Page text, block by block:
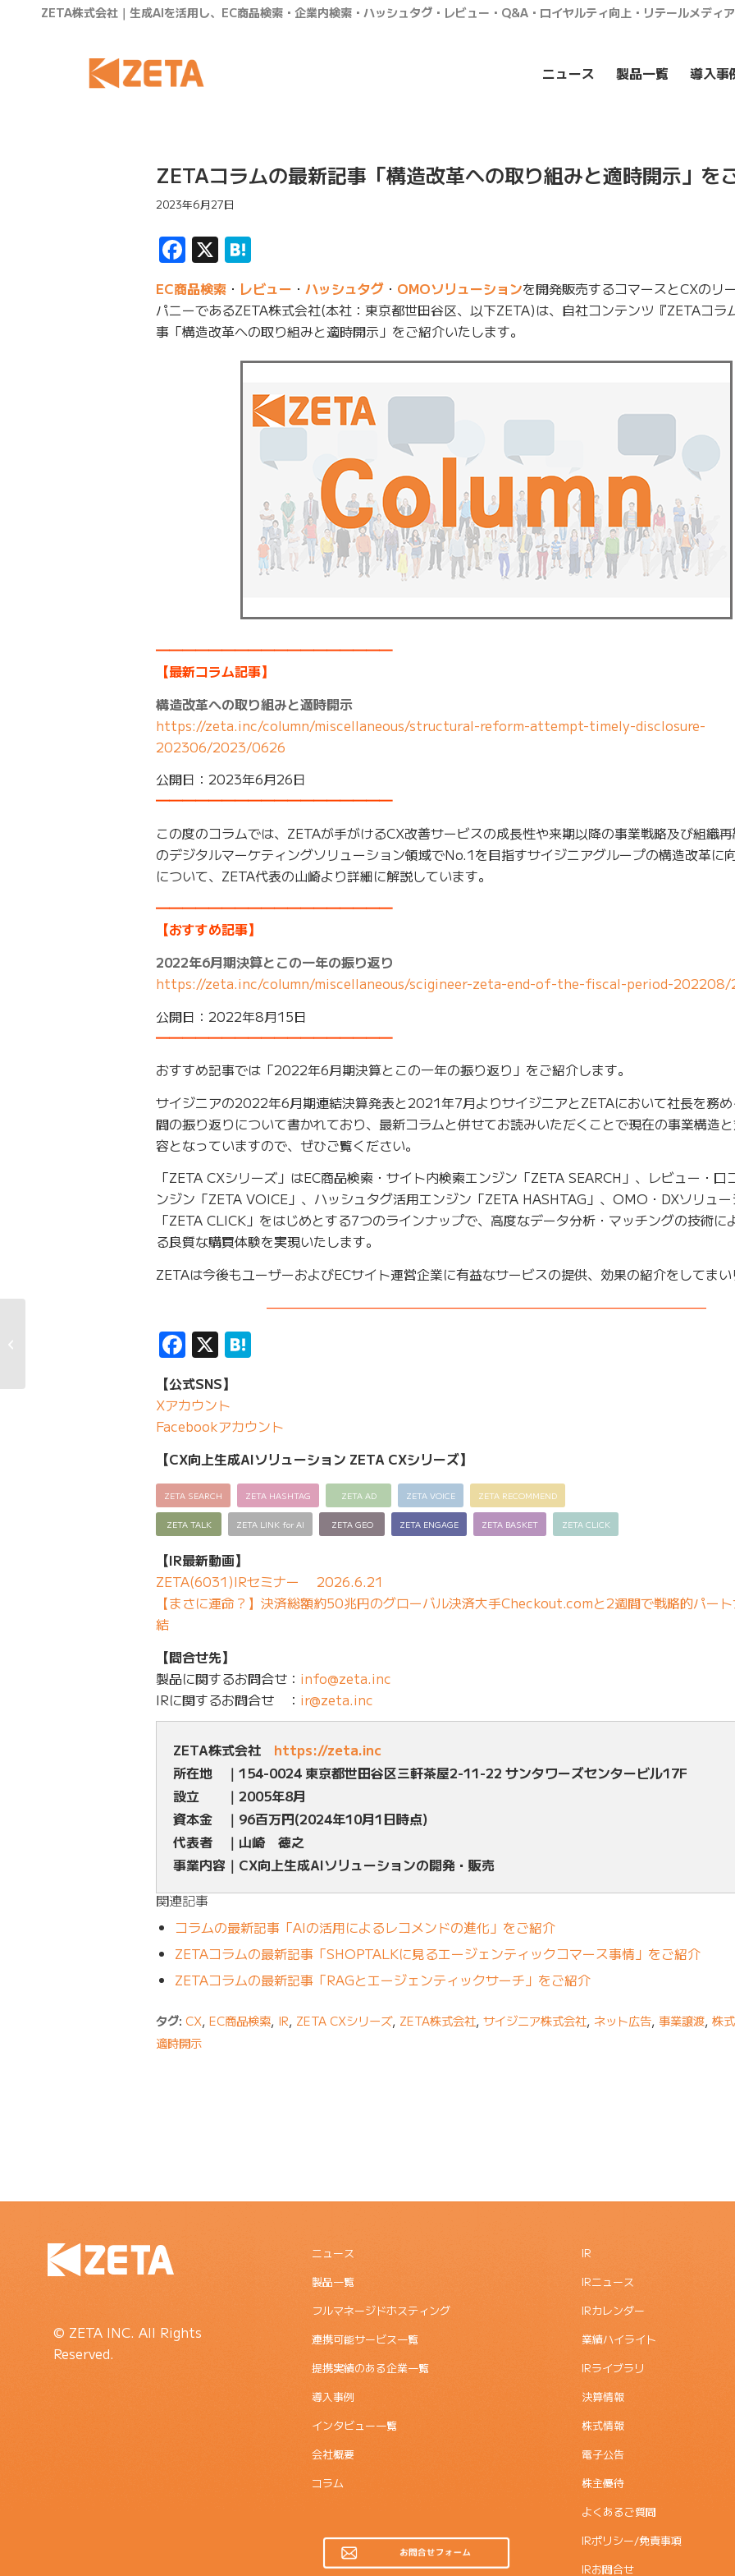
ZETA株式会社｜生成AIを活用し、EC商品検索・企業内検索・ハッシュタグ・レビュー・Q&A・ロイヤルティ向上・リテールメディ
ニュース 製品一覧 導入事
ZETAコラムの最新記事「構造改革への取り組みと適時開示」を
2023年6月27日
Facebook
X
EC商品検索 ・ レビュー ・ ハッシュタグ ・ OMOソリューションを開発販売するコマースとCXのリ
パニーであるZETA株式会社(本社：東京都世田谷区、以下ZETA)は、自社コンテンツ『ZETAコラ
事「構造改革への取り組みと適時開示」をご紹介いたします。
━━━━━━━━━━━━━━━━━━
【最新コラム記事】
構造改革への取り組みと適時開示
https://zeta.inc/column/miscellaneous/structural-reform-attempt-timely-disclosure-
202306/2023/0626
公開日：2023年6月26日
━━━━━━━━━━━━━━━━━━
この度のコラムでは、ZETAが手がけるCX改善サービスの成長性や来期以降の事業戦略及び組織
のデジタルマーケティングソリューション領域でNo.1を目指すサイジニアグループの構造改革に
について、ZETA代表の山崎より詳細に解説しています。
━━━━━━━━━━━━━━━━━━
【おすすめ記事】
2022年6月期決算とこの一年の振り返り
https://zeta.inc/column/miscellaneous/scigineer-zeta-end-of-the-fiscal-period-
公開日：2022年8月15日
━━━━━━━━━━━━━━━━━━
おすすめ記事では「2022年6月期決算とこの一年の振り返り」をご紹介します。
サイジニアの2022年6月期連結決算発表と2021年7月よりサイジニアとZETAにおいて社長を務
間の振り返りについて書かれており、最新コラムと併せてお読みいただくことで現在の事業構造
容となっていますので、ぜひご覧ください。
「ZETA CXシリーズ」はEC商品検索・サイト内検索エンジン「ZETA SEARCH」、レビュー・口
ンジン「ZETA VOICE」、ハッシュタグ活用エンジン「ZETA HASHTAG」、OMO・DXソリュー
「ZETA CLICK」をはじめとする7つのラインナップで、高度なデータ分析・マッチングの技術に
る良質な購買体験を実現いたします。
ZETAは今後もユーザーおよびECサイト運営企業に有益なサービスの提供、効果の紹介をしてまい
—————————————————————————————————–
Facebook
X
【公式SNS】
Xアカウント
Facebookアカウント
【CX向上生成AIソリューション ZETA CXシリーズ】
ZETA SEARCH ZETA HASHTAG ZETA AD ZETA VOICE ZETA RECOMMEND
ZETA TALK ZETA LINK for AI ZETA GEO ZETA ENGAGE ZETA BASKET ZETA CLICK
【IR最新動画】
ZETA(6031)IRセミナー 2026.6.21
【まさに運命？】決済総額約50兆円のグローバル決済大手Checkout.comと2週間で戦略的パー
結
【問合せ先】
製品に関するお問合せ： info@zeta.inc
IRに関するお問合せ ： ir@zeta.inc
ZETA株式会社 https://zeta.inc
所在地 ｜154-0024 東京都世田谷区三軒茶屋2-11-22 サンタワーズセンタービル17F
設立 ｜2005年8月
資本金 ｜96百万円(2024年10月1日時点)
代表者 ｜山崎 徳之
事業内容｜CX向上生成AIソリューションの開発・販売
関連記事
コラムの最新記事「AIの活用によるレコメンドの進化」をご紹介
ZETAコラムの最新記事「SHOPTALKに見るエージェンティックコマース事情」をご紹介
ZETAコラムの最新記事「RAGとエージェンティックサーチ」をご紹介
タグ: CX, EC商品検索, IR, ZETA CXシリーズ, ZETA株式会社, サイジニア株式会社, ネット広告, 事業譲渡, 株
適時開示
© ZETA INC. All Rights
Reserved.
ニュース
製品一覧
フルマネージドホスティング
連携可能サービス一覧
提携実績のある企業一覧
導入事例
インタビュー一覧
会社概要
コラム
IR
IRニュース
IRカレンダー
業績ハイライト
IRライブラリ
決算情報
株式情報
電子公告
株主優待
よくあるご質問
IRポリシー/免責事項
IRお問合せ